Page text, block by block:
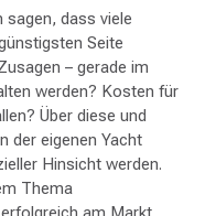
sagen, dass viele
Seite
– gerade im
werden? Kosten für
Über diese und
der eigenen Yacht
Hinsicht werden.
Thema